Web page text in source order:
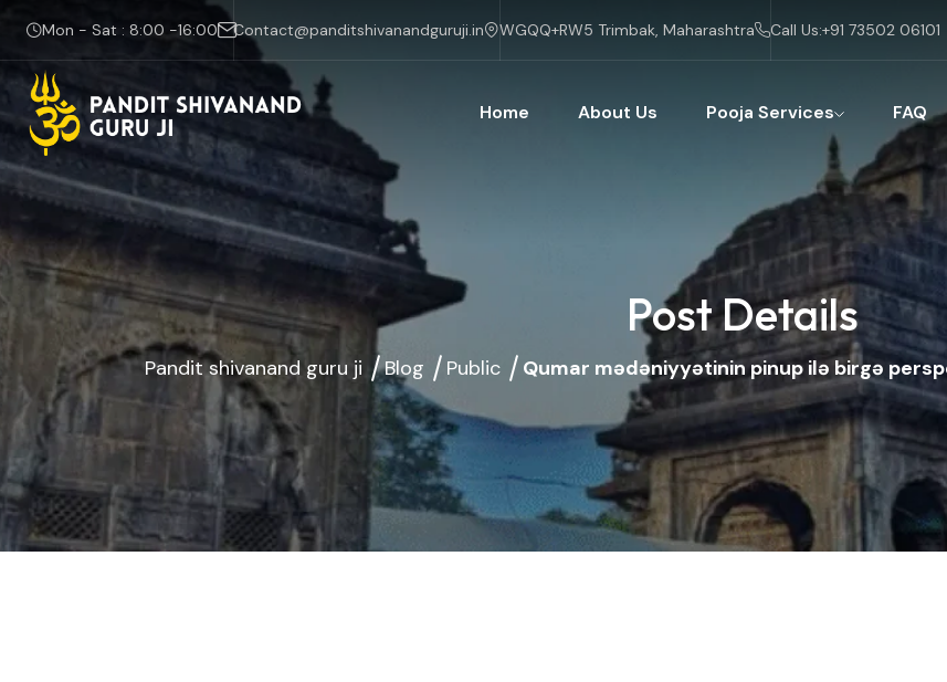
Mon - Sat : 8:00 -16:00 Contact@panditshivanandguruji.in WGQQ+RW5 Trimbak, Maharashtra Call Us:+91 73502 06101
Home About Us Pooja Services FAQ
Post Details
Pandit shivanand guru ji Blog Public Qumar mədəniyyətinin pinup ilə birgə